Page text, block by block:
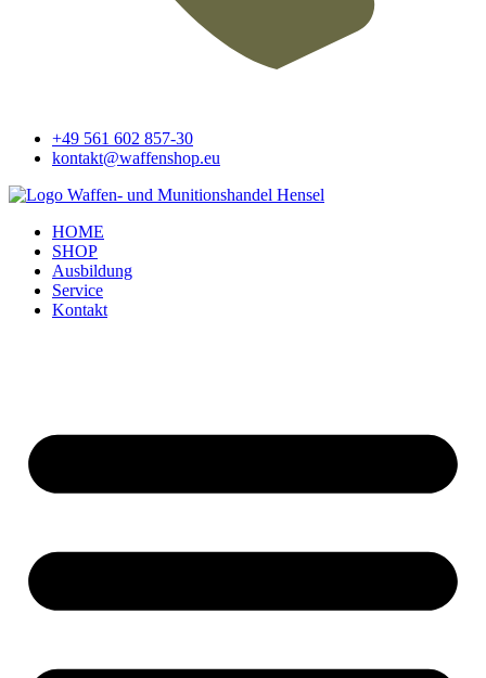
+49 561 602 857-30
kontakt@waffenshop.eu
HOME
SHOP
Ausbildung
Service
Kontakt